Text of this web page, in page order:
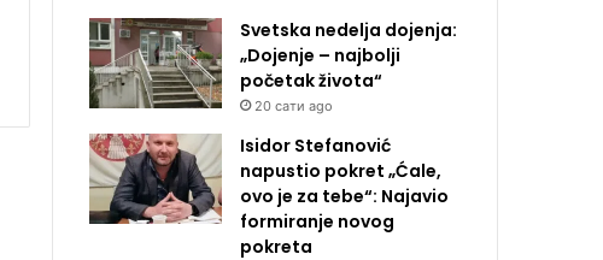
Svetska nedelja dojenja:
„Dojenje – najbolji
početak života“
20 сати ago
Isidor Stefanović
napustio pokret „Ćale,
ovo je za tebe“: Najavio
formiranje novog
pokreta